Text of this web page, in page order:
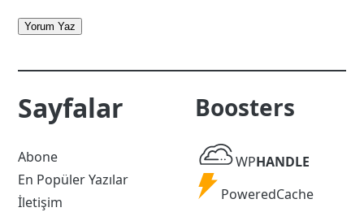
Yorum Yaz
Sayfalar
Abone
En Popüler Yazılar
İletişim
Boosters
WP
Handle
WPHANDLE
Powered
PoweredCache